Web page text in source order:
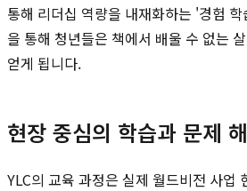
통해 리더십 역량을 내재화하는 '경험
을 통해 청년들은 책에서 배울 수 없는
얻게 됩니다.
현장 중심의 학습과 문제
YLC의 교육 과정은 실제 월드비전 사업